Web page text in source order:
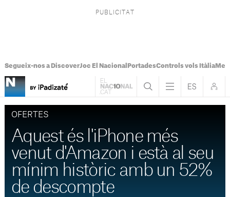
Segueix-nos a DiscoverJoc El Nacional PortadesControls vols Itàlia
OFERTES
Aquest és l'iPhone més
venut d'Amazon i està al seu
mínim històric amb un 52%
de descompte